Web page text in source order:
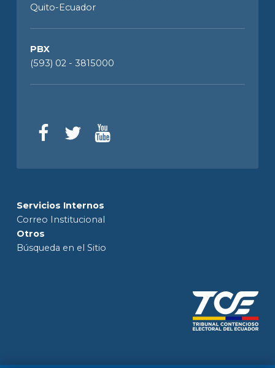
Quito-Ecuador
PBX
(593) 02 - 3815000
Servicios Internos
Correo Institucional
Otros
Búsqueda en el Sitio